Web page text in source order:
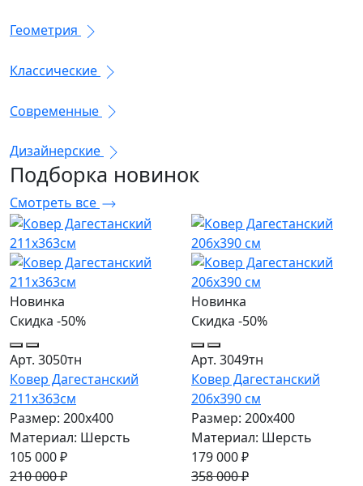
Геометрия
Классические
Современные
Дизайнерские
Подборка новинок
Смотреть все
Новинка
Скидка -50%
Арт. 3050тн
Ковер Дагестанский
211x363см
Размер: 200х400
Материал: Шерсть
105 000 ₽
210 000 ₽
Новинка
Скидка -50%
Арт. 3049тн
Ковер Дагестанский
206x390 см
Размер: 200х400
Материал: Шерсть
179 000 ₽
358 000 ₽